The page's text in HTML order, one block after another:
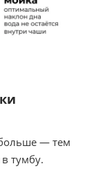
— тем
тумбу.